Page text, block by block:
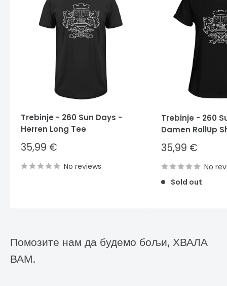
Trebinje - 260 Sun Days -
Herren Long Tee
Sale
price
35,99 €
No reviews
Trebinje - 260
Damen RollUp
Sale
price
35,99 €
No
Sold out
Помозите нам да будемо бољи, ХВАЛА
ВАМ.